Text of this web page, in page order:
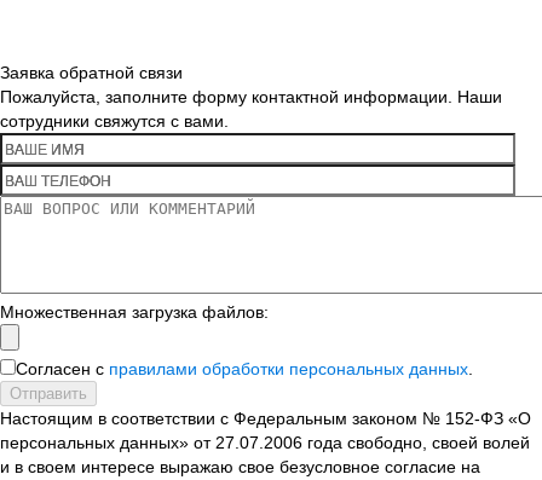
Заявка обратной связи
Пожалуйста, заполните форму контактной информации. Наши
сотрудники свяжутся с вами.
Множественная загрузка файлов:
Согласен с правилами обработки персональных данных
Отправить
Настоящим в соответствии с Федеральным законом № 152-ФЗ «О
персональных данных» от 27.07.2006 года свободно, своей волей
и в своем интересе выражаю свое безусловное согласие на